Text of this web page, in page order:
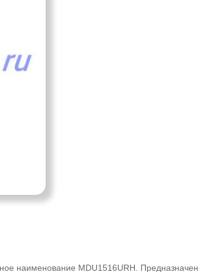
наименование MDU1516URH.